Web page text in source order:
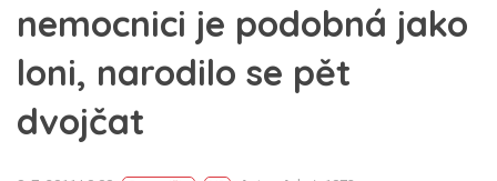
nemocnici je podobná jako
loni, narodilo se pět
dvojčat